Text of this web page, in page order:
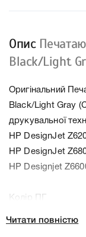
Опис
Black/Light
Оригінальний
Black/Light Gray
друкувальної
HP DesignJet
HP DesignJet
HP Designjet
Колір ПГ
Читати повністю